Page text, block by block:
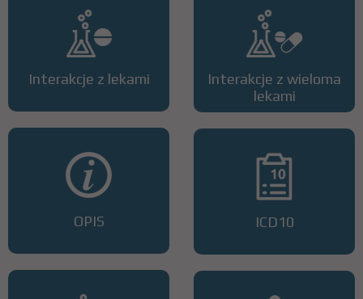
Interakcje z lekami
OPIS
Interakcje z wieloma
lekami
ICD10